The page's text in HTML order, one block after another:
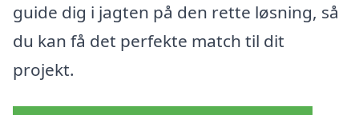
guide dig i jagten på den rette løsning, så
du kan få det perfekte match til dit
projekt.